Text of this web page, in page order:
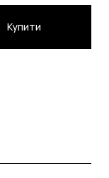
Купити